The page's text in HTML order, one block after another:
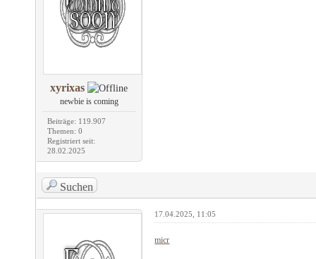
xyrixas
newbie is coming
Beiträge: 119.907
Themen: 0
Registriert seit:
28.02.2025
Suchen
17.04.2025, 11:05
micr